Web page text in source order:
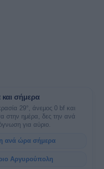
σήμερα
29°, άνεμος 0 bf και
στην ημέρα, δες την ανά
για αύριο.
ανά ώρα σήμερα
Αργυρούπολη